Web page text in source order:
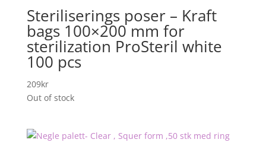
Steriliserings poser – Kraft
bags 100×200 mm for
sterilization ProSteril white
100 pcs
209kr
Out of stock